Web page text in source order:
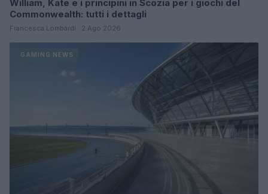
William, Kate e i principini in Scozia per i giochi del
Commonwealth: tutti i dettagli
Francesca Lombardi · 2 Ago 2026
GAMING NEWS